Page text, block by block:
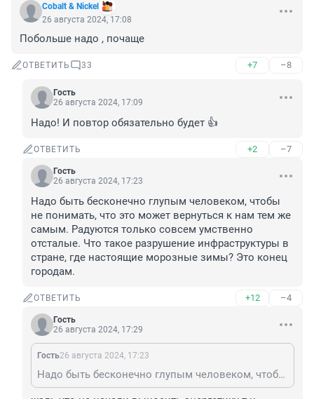
Cobalt & Nickel
26 августа 2024, 17:08
Побольше надо , почаще
ОТВЕТИТЬ 33 +7 –8
Гость
26 августа 2024, 17:09
Надо! И повтор обязательно будет 👍
ОТВЕТИТЬ +2 –7
Гость
26 августа 2024, 17:23
Надо быть бесконечно глупым человеком, чтобы
не понимать, что это может вернуться к нам тем же
самым. Радуются только совсем умственно
отсталые. Что такое разрушение инфраструктуры в
стране, где настоящие морозные зимы? Это конец
городам.
ОТВЕТИТЬ +12 –4
Гость
26 августа 2024, 17:29
Гость26 августа 2024, 17:23
Надо быть бесконечно глупым человеком, чтобы не понимать, что это может вернуться к нам тем же самым. Радуются только совсем умственно отсталые. Что такое разрушение инфраструктуры в стране, где настоящие морозные зимы? Это конец городам.